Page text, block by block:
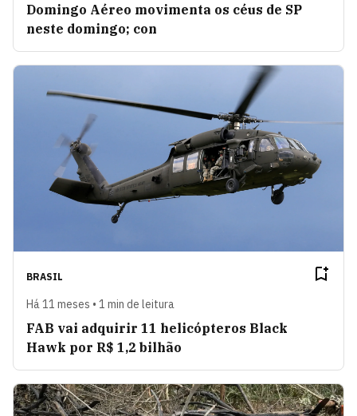
Domingo Aéreo movimenta os céus de SP
neste domingo; con
BRASIL
Há 11 meses • 1 min de leitura
FAB vai adquirir 11 helicópteros Black
Hawk por R$ 1,2 bilhão